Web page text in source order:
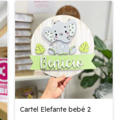
Cartel Elefante bebé 2